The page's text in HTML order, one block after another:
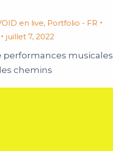
en live, Portfolio - FR
juillet 7, 2022
performances musicales
chemins